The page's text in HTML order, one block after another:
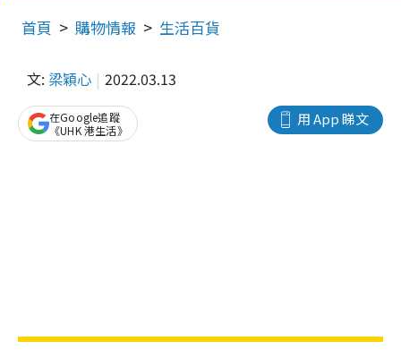
首頁 購物情報 生活百貨
文: 梁穎心 2022.03.13
用 App 睇文
在Google追蹤
《UHK 港生活》